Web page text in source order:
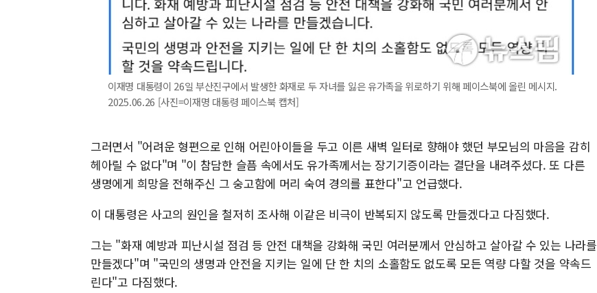
이재명 대통령이 26일 부산진구에서 발생한 화재로 두 자녀를 잃은 유가족을 위로하기 위해 페이스북에 올린 메시지.
2025.06.26 [사진=이재명 대통령 페이스북 캡처]
그러면서 "어려운 형편으로 인해 어린아이들을 두고 이른 새벽 일터로 향해야 했던 부모님의 마음을 감히
헤아릴 수 없다"며 "이 참담한 슬픔 속에서도 유가족께서는 장기기증이라는 결단을 내려주셨다. 또 다른
생명에게 희망을 전해주신 그 숭고함에 머리 숙여 경의를 표한다"고 언급했다.
이 대통령은 사고의 원인을 철저히 조사해 이같은 비극이 반복되지 않도록 만들겠다고 다짐했다.
그는 "화재 예방과 피난시설 점검 등 안전 대책을 강화해 국민 여러분께서 안심하고 살아갈 수 있는 나라를
만들겠다"며 "국민의 생명과 안전을 지키는 일에 단 한 치의 소홀함도 없도록 모든 역량 다할 것을 약속드
린다"고 다짐했다.